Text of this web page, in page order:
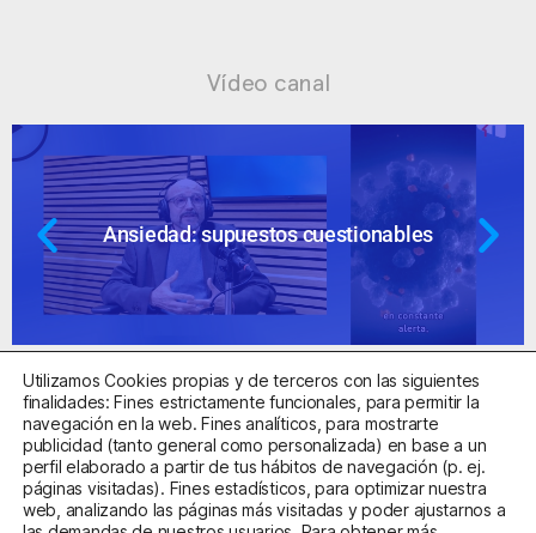
Vídeo canal
Ansiedad: supuestos cuestionables
Centro Sanitario Autorizado con el código E08737002
Utilizamos Cookies propias y de terceros con las siguientes
finalidades: Fines estrictamente funcionales, para permitir la
navegación en la web. Fines analíticos, para mostrarte
publicidad (tanto general como personalizada) en base a un
perfil elaborado a partir de tus hábitos de navegación (p. ej.
páginas visitadas). Fines estadísticos, para optimizar nuestra
web, analizando las páginas más visitadas y poder ajustarnos a